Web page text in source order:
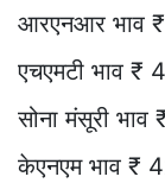
आरएनआर भाव
एचएमटी भाव
सोना मंसूरी
केएनएम भाव ₹